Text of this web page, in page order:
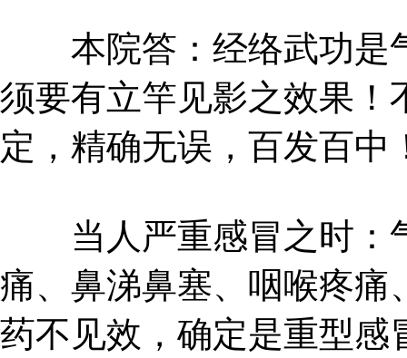
本院答：经络武功是
须要有立竿见影之效果！
定，精确无误，百发百中
当人严重感冒之时：
痛、鼻涕鼻塞、咽喉疼痛
药不见效，确定是重型感